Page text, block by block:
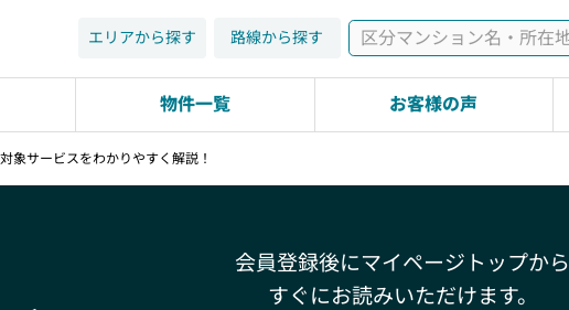
エリアから探す 路線から探す
物件一覧 お客様の声
象サービスをわかりやすく解説！
会員登録後にマイページトップから
すぐにお読みいただけます。